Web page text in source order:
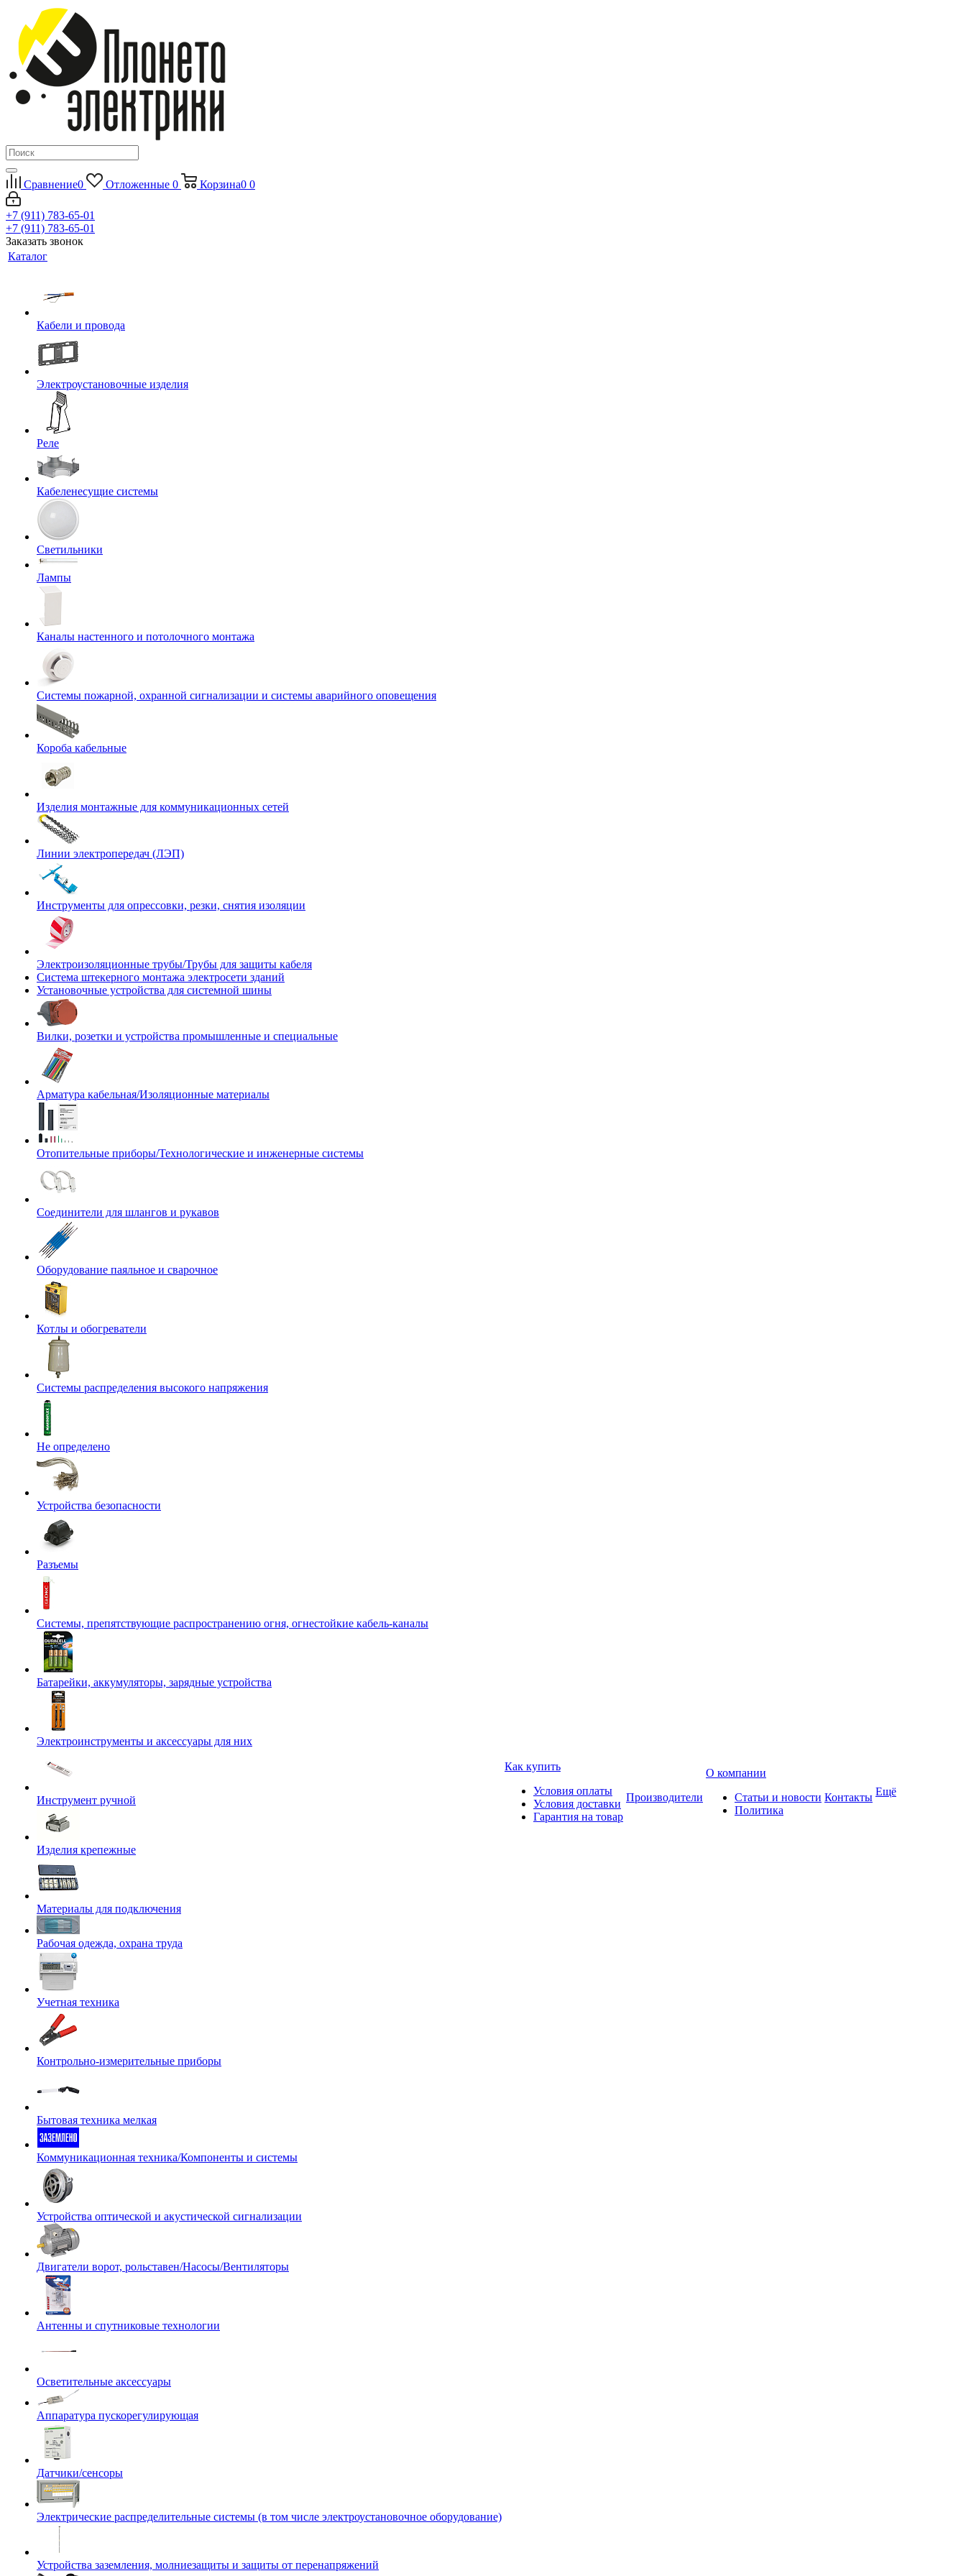
Сравнение0 Отложенные 0 Корзина0 0
+7 (911) 783-65-01
+7 (911) 783-65-01
Заказать звонок
Каталог
Кабели и провода
Электроустановочные изделия
Реле
Кабеленесущие системы
Светильники
Лампы
Каналы настенного и потолочного монтажа
Системы пожарной, охранной сигнализации и системы аварийного оповещения
Короба кабельные
Изделия монтажные для коммуникационных сетей
Линии электропередач (ЛЭП)
Инструменты для опрессовки, резки, снятия изоляции
Электроизоляционные трубы/Трубы для защиты кабеля
Система штекерного монтажа электросети зданий
Установочные устройства для системной шины
Вилки, розетки и устройства промышленные и специальные
Арматура кабельная/Изоляционные материалы
Отопительные приборы/Технологические и инженерные системы
Соединители для шлангов и рукавов
Оборудование паяльное и сварочное
Котлы и обогреватели
Системы распределения высокого напряжения
Не определено
Устройства безопасности
Разъемы
Системы, препятствующие распространению огня, огнестойкие кабель-каналы
Батарейки, аккумуляторы, зарядные устройства
Электроинструменты и аксессуары для них
Инструмент ручной
Изделия крепежные
Материалы для подключения
Рабочая одежда, охрана труда
Учетная техника
Контрольно-измерительные приборы
Бытовая техника мелкая
Коммуникационная техника/Компоненты и системы
Устройства оптической и акустической сигнализации
Двигатели ворот, рольставен/Насосы/Вентиляторы
Антенны и спутниковые технологии
Осветительные аксессуары
Аппаратура пускорегулирующая
Датчики/сенсоры
Электрические распределительные системы (в том числе электроустановочное оборудование)
Устройства заземления, молниезащиты и защиты от перенапряжений
Как купить
Условия оплаты
Условия доставки
Гарантия на товар
Производители
О компании
Статьи и новости
Политика
Контакты Ещё